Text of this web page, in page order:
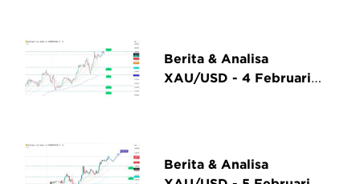
Berita & Analisa
XAU/USD - 4 Februari
Berita & Analisa